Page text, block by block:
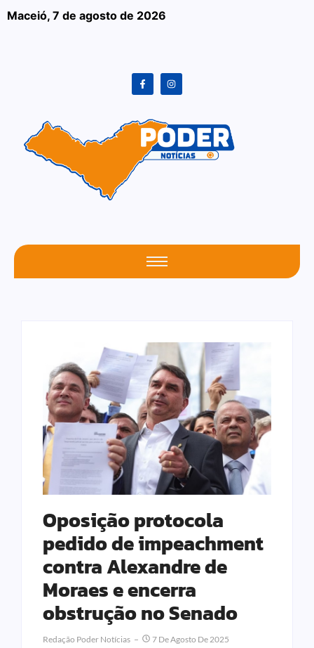
Maceió, 7 de agosto de 2026
Oposição protocola
pedido de impeachment
contra Alexandre de
Moraes e encerra
obstrução no Senado
Redação Poder Notícias 7 De Agosto De 2025